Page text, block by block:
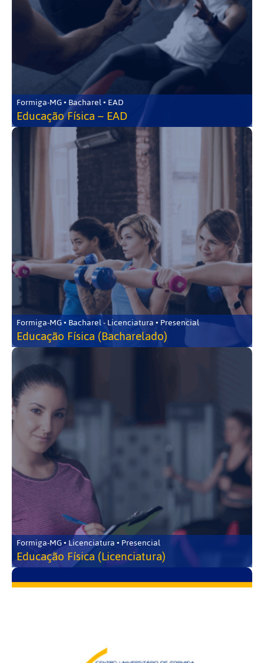
Formiga-MG • Bacharel • EAD
Educação Física – EAD
Formiga-MG • Bacharel - Licenciatura • Presencial
Educação Física (Bacharelado)
Formiga-MG • Licenciatura • Presencial
Educação Física (Licenciatura)